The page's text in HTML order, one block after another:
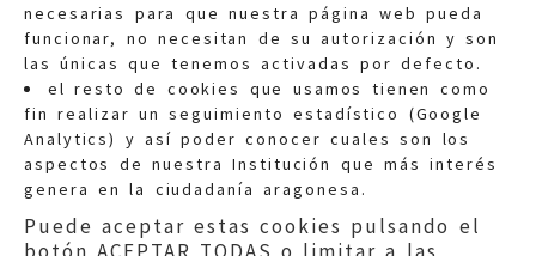
necesarias para que nuestra página web pueda
funcionar, no necesitan de su autorización y son
las únicas que tenemos activadas por defecto.
el resto de cookies que usamos tienen como
fin realizar un seguimiento estadístico (Google
Analytics) y así poder conocer cuales son los
aspectos de nuestra Institución que más interés
genera en la ciudadanía aragonesa.
Puede aceptar estas cookies pulsando el
Quejas:quejas@eljusticiadearagon.es
Información general:
informacion@eljusticiadearagon.es
Teléfonos:900 210 210/